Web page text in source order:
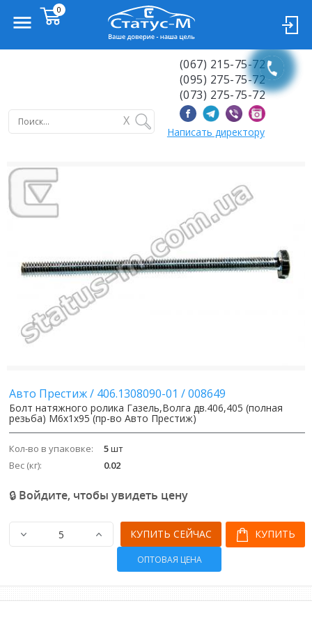
X
(067) 215-75-72
(095) 275-75-72
(073) 275-75-72
Написать директору
Авто Престиж/ 406.1308090-01 /008649
Болт натяжного ролика Газель,Волга дв.406,405 (полная
резьба) М6х1х95 (пр-во Авто Престиж)
Кол-во в упаковке: 5шт
Вес (кг):
0.02
🔒 Войдите, чтобы увидеть цену
КУПИТЬ
КУПИТЬ СЕЙЧАС
ОПТОВАЯ ЦЕНА